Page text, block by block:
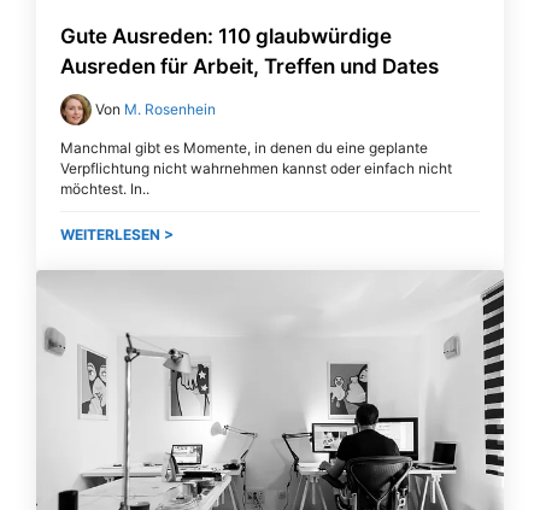
Gute Ausreden: 110 glaubwürdige
Ausreden für Arbeit, Treffen und Dates
Von M. Rosenhein
Manchmal gibt es Momente, in denen du eine geplante
Verpflichtung nicht wahrnehmen kannst oder einfach nicht
möchtest. In
WEITERLESEN >